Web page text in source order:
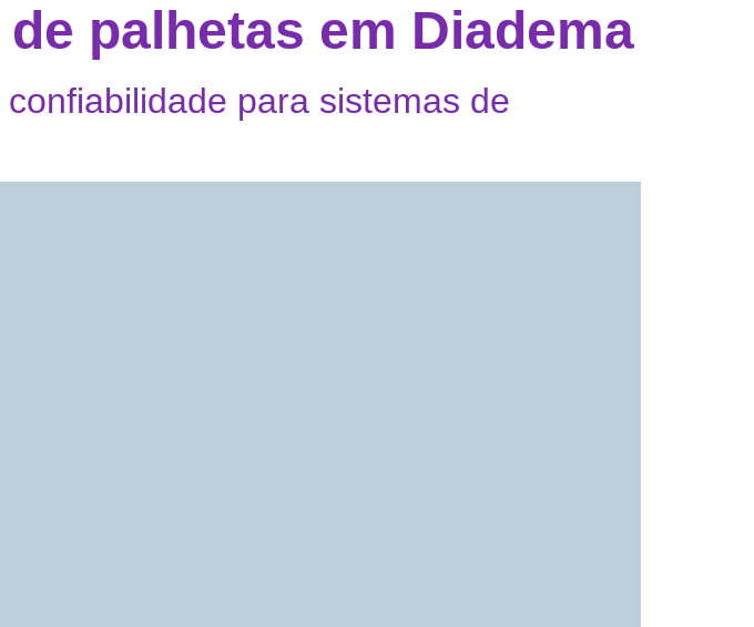
palhetas em Diadema
para sistemas de